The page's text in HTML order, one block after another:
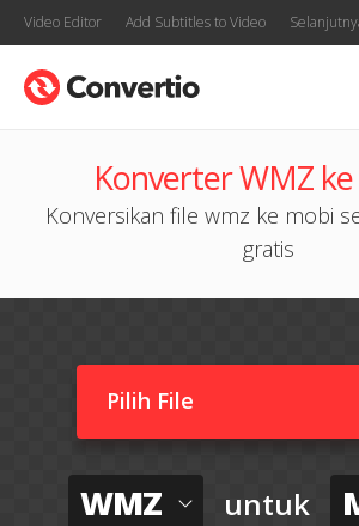
Video Editor Add Subtitles to Video
Konverter WMZ
Konversikan file wmz ke mobi
gratis
Pilih File
WMZ untuk